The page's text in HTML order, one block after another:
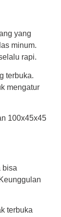
yang
minum.
rapi.
terbuka.
mengatur
100x45x45
bisa
terbuka